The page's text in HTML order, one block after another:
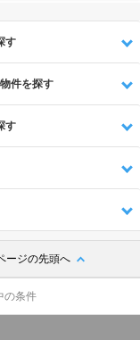
す
件を探す
す
ージの先頭へ
の条件